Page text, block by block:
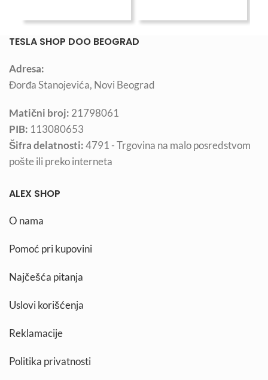
TESLA SHOP DOO BEOGRAD
Adresa:
Đorđa Stanojevića, Novi Beograd
Matični broj: 21798061
PIB: 113080653
Šifra delatnosti:4791 - Trgovina na malo posredstvom
pošte ili preko interneta
ALEX SHOP
O nama
Pomoć pri kupovini
Najčešća pitanja
Uslovi korišćenja
Reklamacije
Politika privatnosti